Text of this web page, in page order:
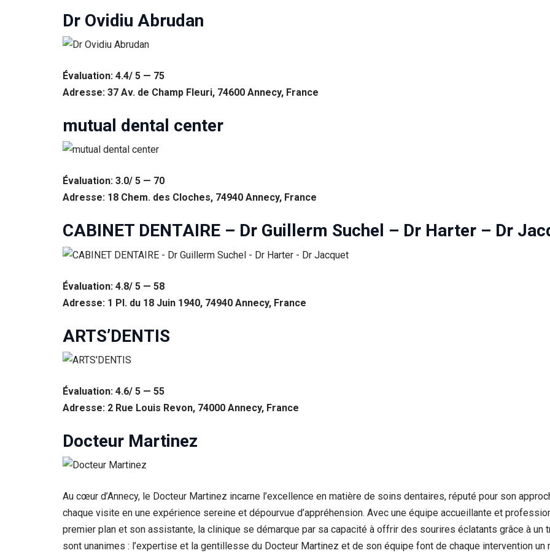
Dr Ovidiu Abrudan
Évaluation: 4.4/ 5 — 75
Adresse: 37 Av. de Champ Fleuri, 74600 Annecy, France
mutual dental center
Évaluation: 3.0/ 5 — 70
Adresse: 18 Chem. des Cloches, 74940 Annecy, France
CABINET DENTAIRE – Dr Guillerm Suchel – Dr Harter – Dr
Évaluation: 4.8/ 5 — 58
Adresse: 1 Pl. du 18 Juin 1940, 74940 Annecy, France
ARTS’DENTIS
Évaluation: 4.6/ 5 — 55
Adresse: 2 Rue Louis Revon, 74000 Annecy, France
Docteur Martinez
Au cœur d’Annecy, le Docteur Martinez incarne l’excellence en matière de soins dentaires, réputé pour son
chaque visite en une expérience sereine et dépourvue d’appréhension. Avec une équipe accueillante et
premier plan et son assistante, la clinique se démarque par sa capacité à offrir des sourires éclatants grâce à
sont unanimes : l’expertise et la gentillesse du Docteur Martinez et de son équipe font de chaque intervention